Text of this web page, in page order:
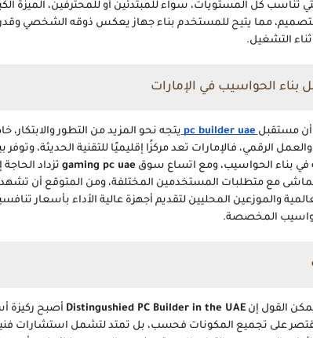
تناسب كل المستويات، سواء للمبتدئين أو للمحترفين، الميزة
مما يتيح للمستخدم بناء جهاز يعكس ذوقه الشخصي
التشغيل.
بناء الحواسيب في الإمارات
مستقبل pc builder uae يتجه نحو المزيد من التطور
الرقمي، فالإمارات تعد مركزًا إقليميًا للتقنية الحديثة،
بناء الحواسيب، ومع اتساع سوقgaming pc uae تزداد
مع متطلبات المستخدمين المختلفة، ومن المتوقع أن تشهد
والموزعين المحليين لتقديم أجهزة عالية الأداء بأسعار
المخصصة.
القول إنDistingushied PC Builder in the UAE أصبح ركيزة
على تجميع المكونات فحسب، بل تمتد لتشمل استشارات